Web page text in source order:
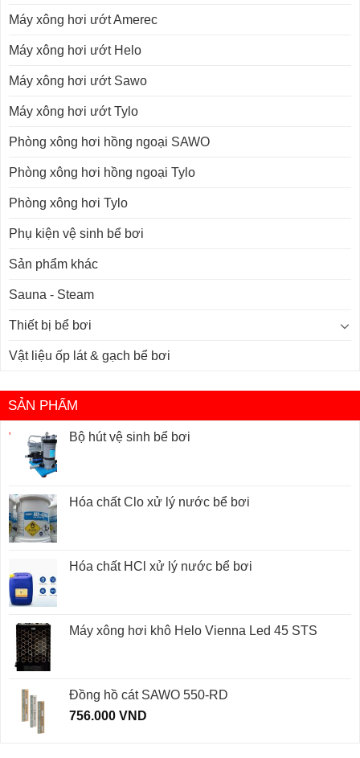
Máy xông hơi ướt Amerec
Máy xông hơi ướt Helo
Máy xông hơi ướt Sawo
Máy xông hơi ướt Tylo
Phòng xông hơi hồng ngoại SAWO
Phòng xông hơi hồng ngoại Tylo
Phòng xông hơi Tylo
Phụ kiện vệ sinh bể bơi
Sản phẩm khác
Sauna - Steam
Thiết bị bể bơi
Vật liệu ốp lát & gạch bể bơi
SẢN PHẨM
Bộ hút vệ sinh bể bơi
Hóa chất Clo xử lý nước bể bơi
Hóa chất HCl xử lý nước bể bơi
Máy xông hơi khô Helo Vienna Led 45 STS
Đồng hồ cát SAWO 550-RD
756.000 VND